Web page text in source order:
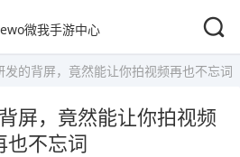
发的背屏，竟然能让你拍视频再也不忘词
屏，竟然能让你拍视频
也不忘词